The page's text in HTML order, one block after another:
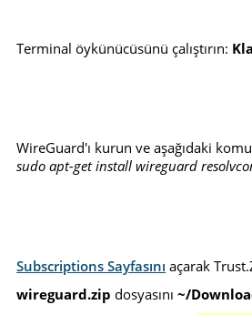
Terminal öykünücüsünü çalıştırın:
WireGuard'ı kurun ve aşağıdaki
sudo apt-get install wireguard
Subscriptions Sayfasını açarak
wireguard.zip dosyasını~/